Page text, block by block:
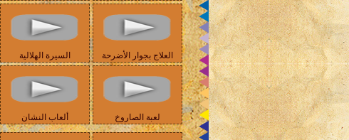
العلاج بجوار الأضرحة السيرة الهلالية
لعبة الصاروخ ألعاب النشان